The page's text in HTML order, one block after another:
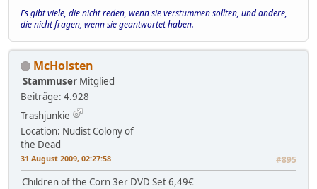
Es gibt viele, die nicht reden, wenn sie verstummen sollten, und andere,
die nicht fragen, wenn sie geantwortet haben.
McHolsten
Stammuser Mitglied
Beiträge: 4.928
Trashjunkie
Location: Nudist Colony of
the Dead
31 August 2009, 02:27:58 #895
Children of the Corn 3er DVD Set 6,49€